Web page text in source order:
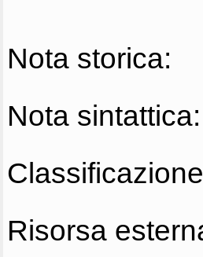
Nota storica:
Nota sintattica:
Risorsa